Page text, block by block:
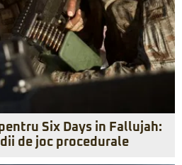
Six Days in Fallujah:
de joc procedurale